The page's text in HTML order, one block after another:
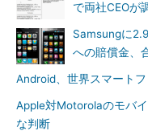
で両社CEOが
Samsungに
への賠償金、
Android、世界スマート
Apple対Motorolaのモバ
な判断